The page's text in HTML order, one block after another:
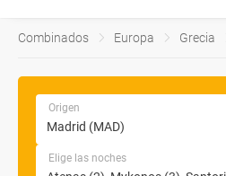
Combinados Europa Grecia
Origen
Elige las noches